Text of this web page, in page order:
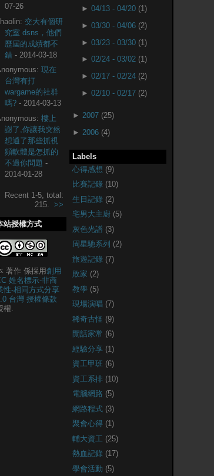
►04/13 - 04/20 (1)
►03/30 - 04/06 (2)
►03/23 - 03/30 (1)
►02/24 - 03/02 (1)
►02/17 - 02/24 (2)
►02/10 - 02/17 (2)
► 2007 (25)
► 2006 (4)
Labels
心得感想 (9)
比賽記錄 (10)
生日記錄 (2)
宅男大主廚 (5)
灰色光譜 (3)
周星馳系列 (2)
旅遊記錄 (7)
敗家 (2)
教學 (5)
現場演唱 (7)
稀奇古怪 (9)
閒話家常 (6)
經驗分享 (1)
資工甲班 (6)
資工系排 (10)
電腦網路 (5)
網路程式 (3)
聚會心得 (1)
輔大資工 (25)
熱血記錄 (17)
學會活動 (5)
07-26
交大有個研
究室 dsns，他們
歷屆的成績都不
錯- 2014-03-18
現在
台灣有打
wargame的社群
嗎?- 2014-03-13
樓上
謝了,你讓我突然
想通了那些抓視
頻軟體是怎抓的
不過你問題 -
2014-01-28
Recent 1-5, total:
215. >>
站授權方式
著作 係採用創用
姓名標示-非商
性-相同方式分享
台灣 授權條款
權.